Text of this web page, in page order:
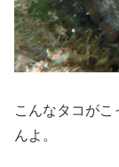
こんなタコが
んよ。